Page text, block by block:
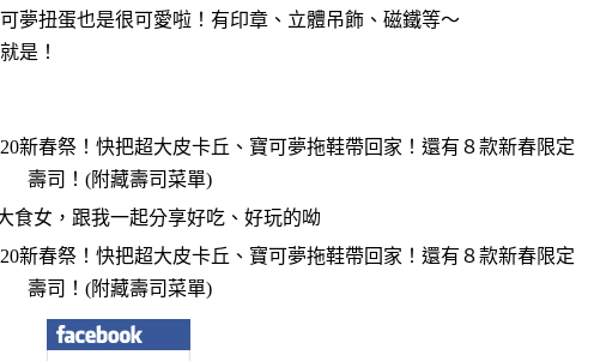
夢扭蛋也是很可愛啦！有印章、立體吊飾、磁鐵等～
是！
食女，跟我一起分享好吃、好玩的呦